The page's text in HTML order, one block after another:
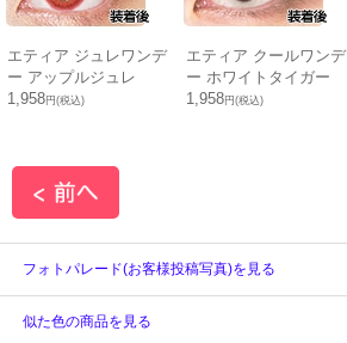
エティア ジュレワンデ
ー アップルジュレ
1,958円(税込)
エティア クールワンデ
ー ホワイトタイガー
1,958円(税込)
フォトパレード(お客様投稿写真)を見る
似た色の商品を見る